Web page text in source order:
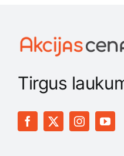
Tirgus